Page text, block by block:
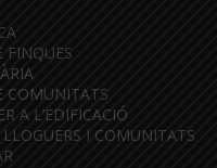
FINQUES
COMUNITATS
A L’EDIFICACIÓ
LLOGUERS I COMUNITATS